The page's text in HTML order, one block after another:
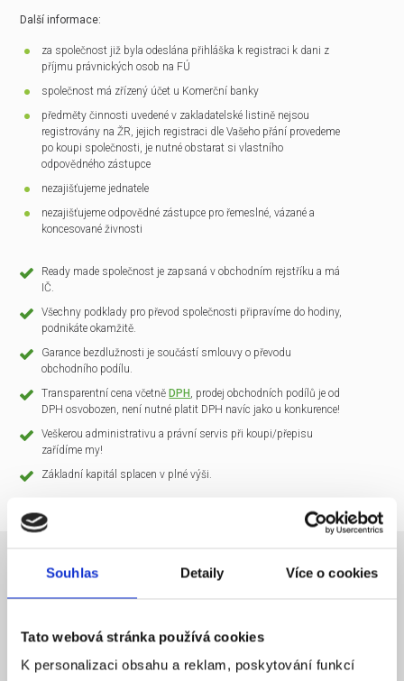
Souhlas Detaily Více o cookies
Tato webová stránka používá cookies
K personalizaci obsahu a reklam, poskytování funkcí
Další informace:
za společnost již byla odeslána přihláška k registraci k dani z
příjmu právnických osob na FÚ
společnost má zřízený účet u Komerční banky
předměty činnosti uvedené v zakladatelské listině nejsou
registrovány na ŽR, jejich registraci dle Vašeho přání provedeme
po koupi společnosti, je nutné obstarat si vlastního
odpovědného zástupce
nezajišťujeme jednatele
nezajišťujeme odpovědné zástupce pro řemeslné, vázané a
koncesované živnosti
Ready made společnost je zapsaná v obchodním rejstříku a má
IČ.
Všechny podklady pro převod společnosti připravíme do hodiny,
podnikáte okamžitě.
Garance bezdlužnosti je součástí smlouvy o převodu
obchodního podílu.
Transparentní cena včetně DPH , prodej obchodních podílů je od
DPH osvobozen, není nutné platit DPH navíc jako u konkurence!
Veškerou administrativu a právní servis při koupi/přepisu
zařídíme my!
Základní kapitál splacen v plné výši.
KAPITÁL
SÍDLO Praha 1